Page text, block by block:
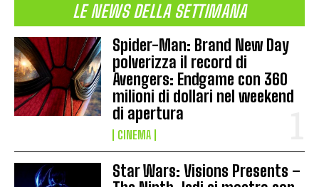
LE NEWS DELLA SETTIMANA
Spider-Man: Brand New Day
polverizza il record di
Avengers: Endgame con 360
milioni di dollari nel weekend
di apertura
CINEMA
Star Wars: Visions Presents –